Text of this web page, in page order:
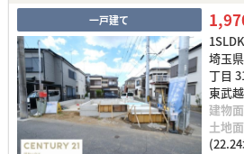
一戸建て
埼玉
丁目
東武
建物
土地